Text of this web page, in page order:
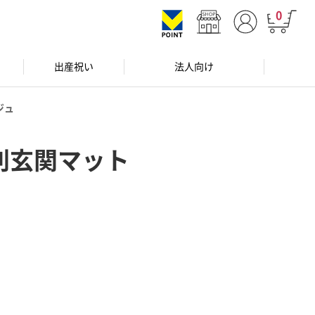
0
出産祝い 法人向け
ュ
関マット